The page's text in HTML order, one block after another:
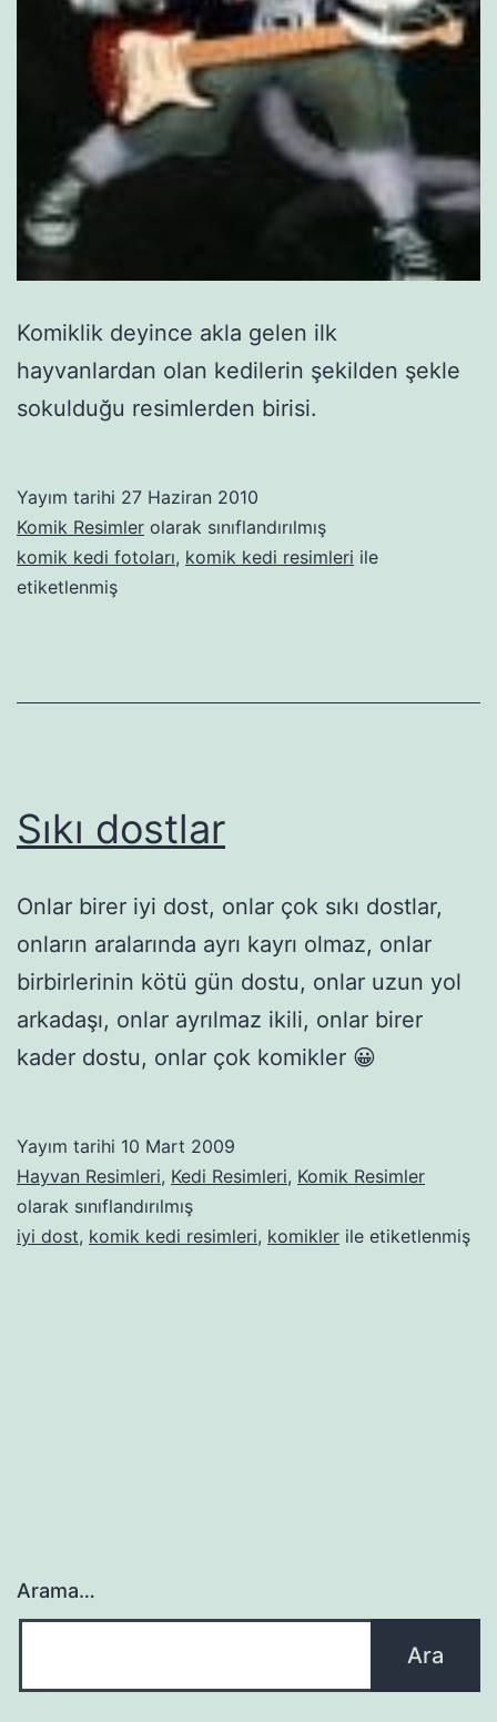
Komiklik deyince akla gelen ilk
hayvanlardan olan kedilerin şekilden şekle
sokulduğu resimlerden birisi.
Yayım tarihi 27 Haziran 2010
Komik Resimler olarak sınıflandırılmış
komik kedi fotoları, komik kedi resimleri ile
etiketlenmiş
Sıkı dostlar
Onlar birer iyi dost, onlar çok sıkı dostlar,
onların aralarında ayrı kayrı olmaz, onlar
birbirlerinin kötü gün dostu, onlar uzun yol
arkadaşı, onlar ayrılmaz ikili, onlar birer
kader dostu, onlar çok komikler 😀
Yayım tarihi 10 Mart 2009
Hayvan Resimleri, Kedi Resimleri, Komik Resimler
olarak sınıflandırılmış
iyi dost, komik kedi resimleri, komikler ile etiketlenmiş
Arama…